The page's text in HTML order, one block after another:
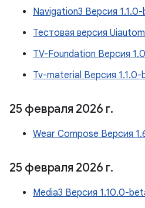
Navigation3 Версия
Тестовая версия
TV-Foundation Версия
Tv-material Версия 1.1.0-
25 февраля 2026 г.
Wear Compose Версия
25 февраля 2026 г.
Media3 Версия 1.10.0-